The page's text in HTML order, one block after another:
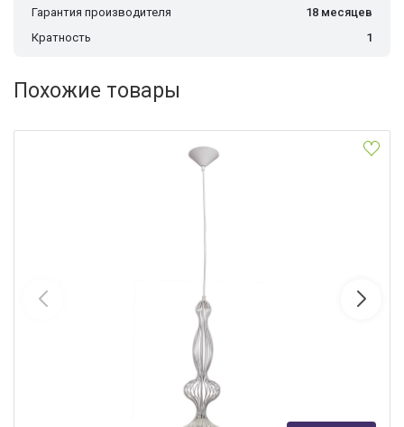
Гарантия производителя
18 месяцев
Кратность
1
Похожие товары
Подвесной светильник LOFT IT Neo Loft8907/D